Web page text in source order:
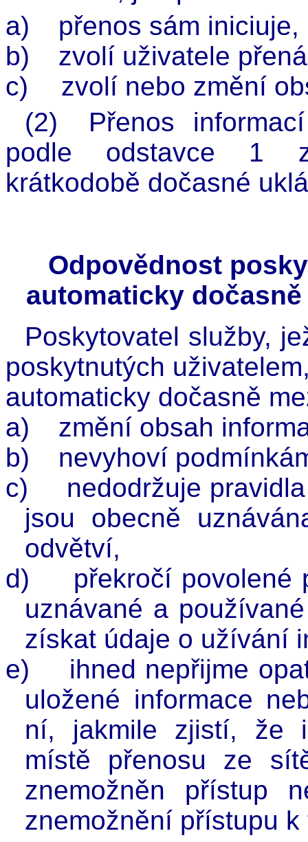
a)
přenos sám iniciuje,
b)
zvolí uživatele
c)
zvolí nebo změní
(2)
Přenos
podle odstavce 1
krátkodobě dočasné
Odpovědnost
automaticky
Poskytovatel služby,
poskytnutých
automaticky dočasně
a)
změní obsah
b)
nevyhoví
c)
nedodržuje
jsou obecně
odvětví,
d)
překročí povolené
uznávané a
získat údaje o užívání
e)
ihned nepřijme
uložené informace
ní, jakmile zjistí, že
místě přenosu ze
znemožněn přístup
znemožnění přístupu